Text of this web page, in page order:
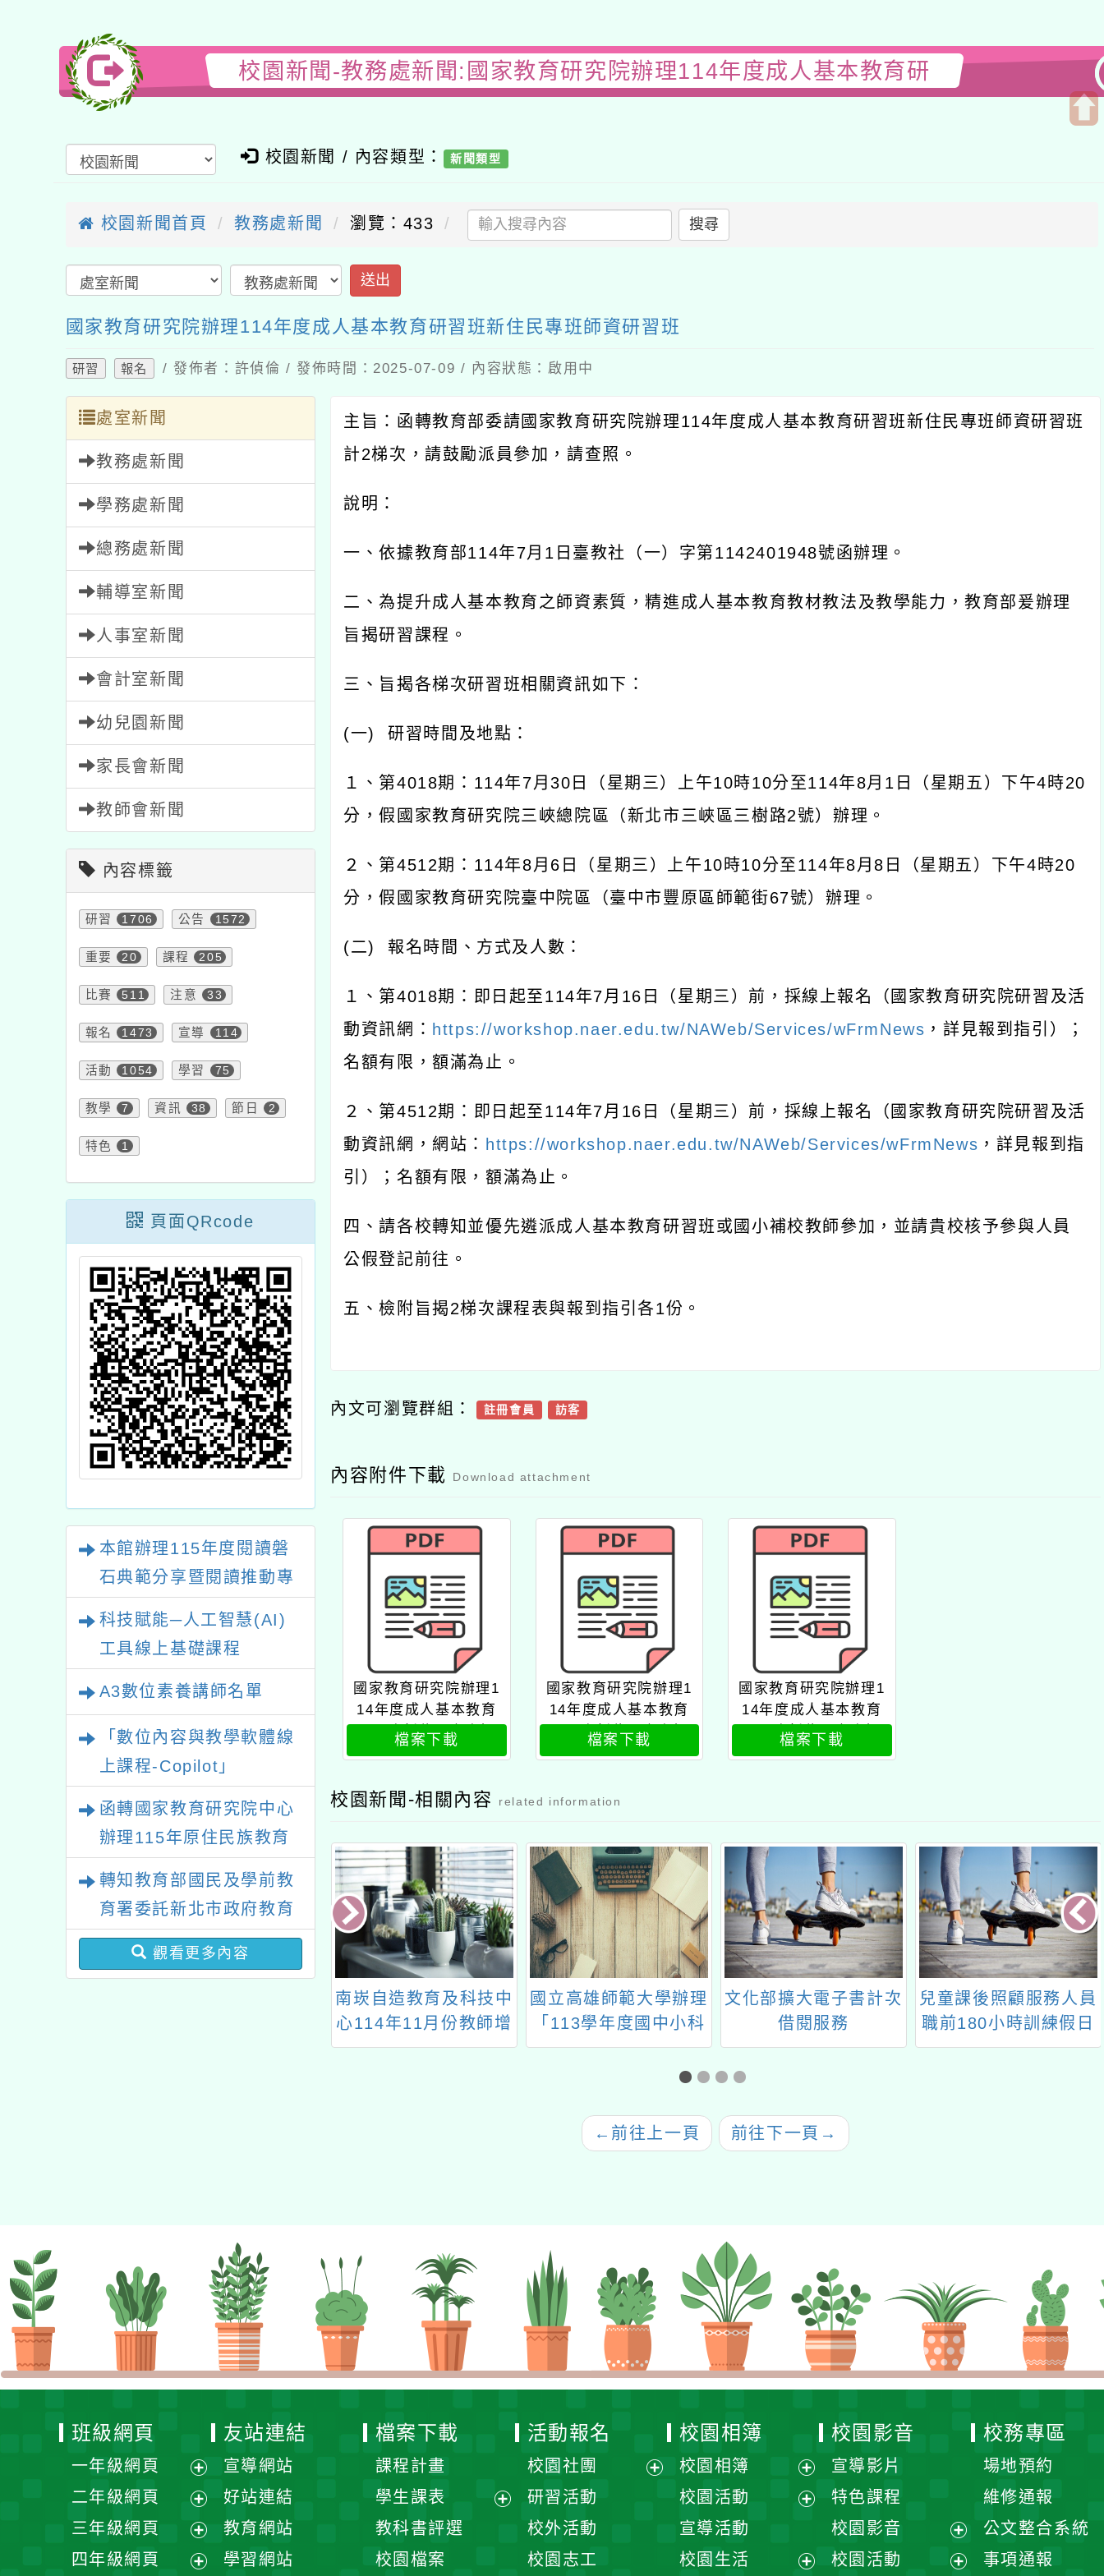
校園新聞-教務處新聞:國家教育研究院辦理114年度成人基本教育研
校園新聞 / 內容類型： 新聞類型
校園新聞首頁 教務處新聞 瀏覽：433 搜尋
送出
國家教育研究院辦理114年度成人基本教育研習班新住民專班師資研習班
研習 報名 / 發佈者：許偵倫 / 發佈時間：2025-07-09 / 內容狀態：啟用中
處室新聞
教務處新聞
學務處新聞
總務處新聞
輔導室新聞
人事室新聞
會計室新聞
幼兒園新聞
家長會新聞
教師會新聞
內容標籤
研習 1706 公告 1572
重要 20 課程 205
比賽 511 注意 33
報名 1473 宣導 114
活動 1054 學習 75
教學 7 資訊 38 節日 2
特色 1
頁面QRcode
本館辦理115年度閱讀磐
石典範分享暨閱讀推動專
科技賦能─人工智慧(AI)
工具線上基礎課程
A3數位素養講師名單
「數位內容與教學軟體線
上課程-Copilot」
函轉國家教育研究院中心
辦理115年原住民族教育
轉知教育部國民及學前教
育署委託新北市政府教育
局辦理「115年度教師專
業成長研習實施計畫－夢
觀看更多內容
主旨：函轉教育部委請國家教育研究院辦理114年度成人基本教育研習班新住民專班師資研習班
計2梯次，請鼓勵派員參加，請查照。
說明：
一、依據教育部114年7月 1 日臺教社（一）字第 1142401948號函辦理。
二、為提升成人基本教育之師資素質，精進成人基本教育教材教法及教學能力，教育部爰辦理
旨揭研習課程。
三、旨揭各梯次研習班相關資訊如下：
(一)研習時間及地點：
１、第4018期： 114年7月30 日（星期三）上午10時10分至114年8月 1 日（星期五）下午4時20
分，假國家教育研究院三峽總院區（新北市三峽區三樹路2號）辦理。
２、第4512期： 114年8月 6 日（星期三）上午10時10分至 114年8月 8 日（星期五）下午4時20
分，假國家教育研究院臺中院區（臺中市豐原區師範街67號）辦理。
(二) 報名時間、方式及人數：
１、第4018期：即日起至 114年7月 16 日（星期三）前，採線上報名（國家教育研究院研習及活
動資訊網： https://workshop.naer.edu.tw/NAWeb/Services/wFrmNews ，詳見報到指引）；
名額有限，額滿為止。
２、第4512期：即日起至 114年7月 16 日（星期三）前，採線上報名（國家教育研究院研習及活
動資訊網，網站： https://workshop.naer.edu.tw/NAWeb/Services/wFrmNews ，詳見報到指
引）；名額有限，額滿為止。
四、請各校轉知並優先遴派成人基本教育研習班或國小補校教師參加，並請貴校核予參與人員
公假登記前往。
五、檢附旨揭2梯次課程表與報到指引各1份。
內文可瀏覽群組： 註冊會員 訪客
內容附件下載 Download attachment
國家教育研究院辦理1
14年度成人基本教育
研習班新住民專班師
資研習班公文
檔案下載
國家教育研究院辦理1
14年度成人基本教育
研習班新住民專班師
資研習班課程表1
檔案下載
國家教育研究院辦理1
14年度成人基本教育
研習班新住民專班師
資研習班課程表2
檔案下載
校園新聞-相關內容 related information
南崁自造教育及科技中
心114年11月份教師增
能研習計畫
國立高雄師範大學辦理
「113學年度國中小科
技教育及資訊教育微課
程研習-APP Inventor
文化部擴大電子書計次
借閱服務
兒童課後照顧服務人員
職前180小時訓練假日
班第15期
← 前往上一頁 前往下一頁 →
班級網頁
一年級網頁
展
選
單
二年級網頁
展
三年級網頁
展
四年級網頁
友站連結
宣導網站
好站連結
教育網站
學習網站
檔案下載
課程計畫
學生課表
教科書評選
校園檔案
活動報名
校園社團
研習活動
校外活動
校園志工
校園相簿
校園相簿
展
單
校園活動
宣導活動
校園生活
校園影音
宣導影片
特色課程
校園影音
展
校園活動
校務專區
場地預約
維修通報
公文整合系統
事項通報